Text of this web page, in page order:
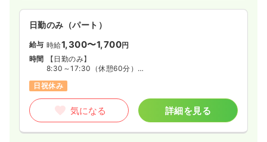
日勤のみ（パート）
給与 時給1,300〜1,700円
時間
【日勤のみ】
8:30～17:30（休憩60分）
または、8:30～18:00の間で4時間以上
日祝休み
気になる 詳細を見る